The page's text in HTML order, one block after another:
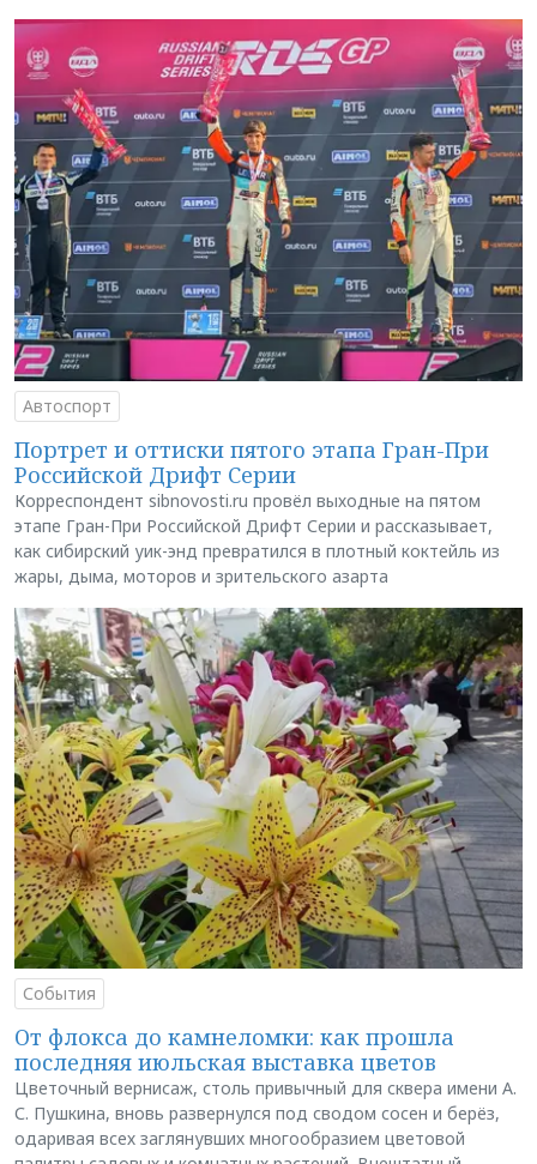
Автоспорт
Портрет и оттиски пятого этапа Гран-При
Российской Дрифт Серии
Корреспондент sibnovosti.ru провёл выходные на пятом
этапе Гран-При Российской Дрифт Серии и рассказывает,
как сибирский уик-энд превратился в плотный коктейль из
жары, дыма, моторов и зрительского азарта
События
От флокса до камнеломки: как прошла
последняя июльская выставка цветов
Цветочный вернисаж, столь привычный для сквера имени А.
С. Пушкина, вновь развернулся под сводом сосен и берёз,
одаривая всех заглянувших многообразием цветовой